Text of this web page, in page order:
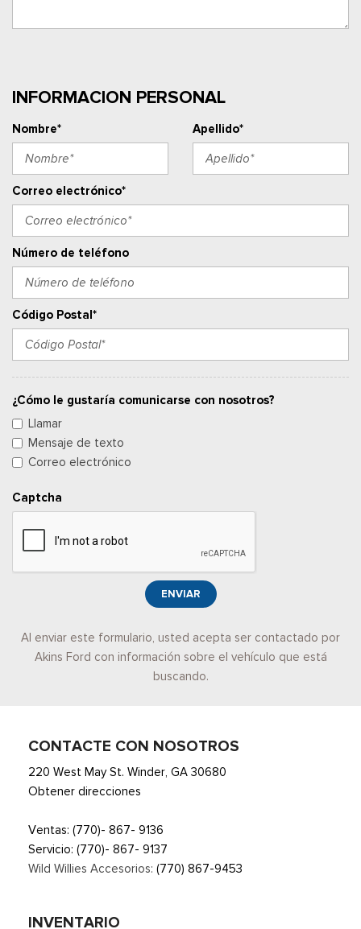
INFORMACION PERSONAL
Nombre* Apellido*
Correo electrónico*
Número de teléfono
Código Postal*
¿Cómo le gustaría comunicarse con nosotros?
Llamar
Mensaje de texto
Correo electrónico
Captcha
ENVIAR
Al enviar este formulario, usted acepta ser contactado por
Akins Ford con información sobre el vehículo que está
buscando.
CONTACTE CON NOSOTROS
220 West May St. Winder, GA 30680
Obtener direcciones
Ventas: (770)- 867- 9136
Servicio: (770)- 867- 9137
Wild Willies Accesorios: (770) 867-9453
INVENTARIO